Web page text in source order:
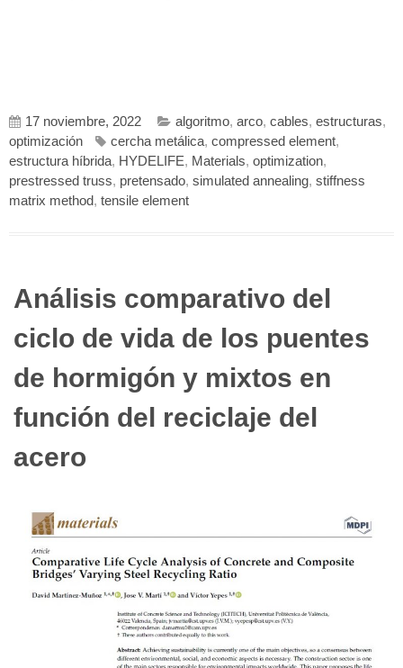
17 noviembre, 2022 algoritmo, arco, cables, estructuras,
optimización
cercha metálica, compressed element,
estructura híbrida, HYDELIFE, Materials, optimization,
prestressed truss, pretensado, simulated annealing, stiffness
matrix method, tensile element
Análisis comparativo del
ciclo de vida de los puentes
de hormigón y mixtos en
función del reciclaje del
acero